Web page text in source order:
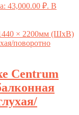
43,000.00 ₽. В
Centrum